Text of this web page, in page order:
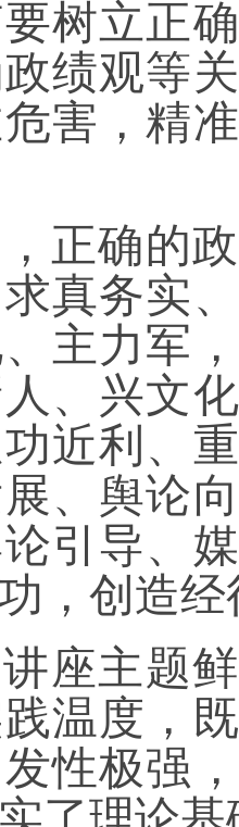
树立正
绩观等
害，精
正确的
真务实
主力军
、兴文
近利、
、舆论
引导、
，创造
座主题
温度，
性极强